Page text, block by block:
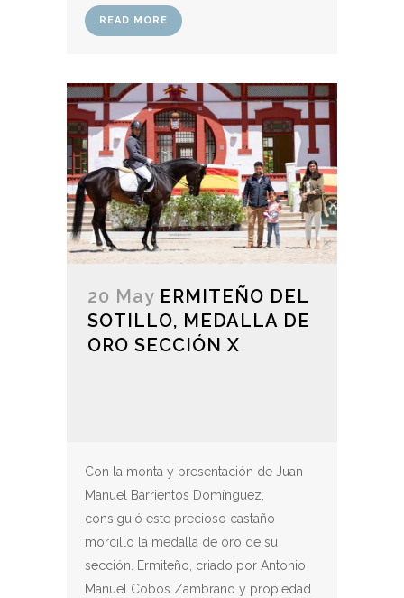
READ MORE
20 May ERMITEÑO DEL
SOTILLO, MEDALLA DE
ORO SECCIÓN X
Con la monta y presentación de Juan
Manuel Barrientos Domínguez,
consiguió este precioso castaño
morcillo la medalla de oro de su
sección. Ermiteño, criado por Antonio
Manuel Cobos Zambrano y propiedad